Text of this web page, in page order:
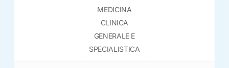
MEDICINA
CLINICA
GENERALE E
SPECIALISTICA